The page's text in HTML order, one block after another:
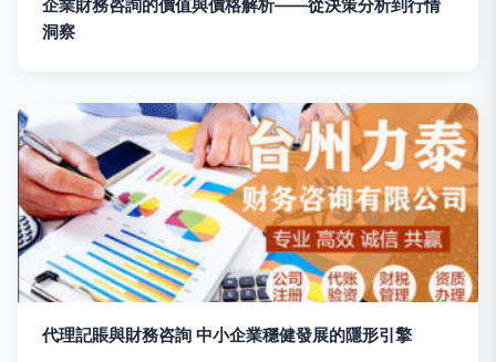
企業財務咨詢的價值與價格解析——從決策分析到行情
洞察
代理記賬與財務咨詢 中小企業穩健發展的隱形引擎